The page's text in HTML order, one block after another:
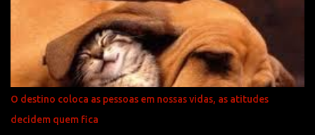
mas também cheio de problemas e desilusões. Normal. Às vezes se
espera demais das pessoas. Normal. A grana que não veio, o amigo
que decepcionou, o amor machucou. Normal. O próximo ano não
vai ser diferente. Muda o século, o milênio muda, mas o homem é
cheio de imperfeições, a natureza tem sua personalidade que nem
sempre é a que a gente deseja, mas e aí? Fazer o quê? Acabar com
seu dia? Com seu bom humor? Com sua esperança? O que eu
desejo para todos nós é sabedoria! E que todos saibamos
O destino coloca as pessoas em nossas vidas, as atitudes
decidem quem fica